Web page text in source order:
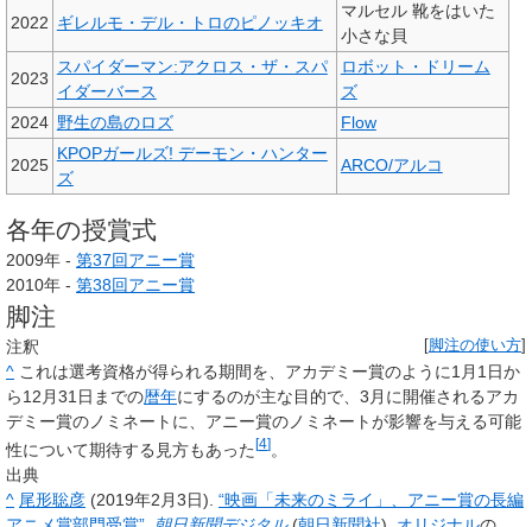
2022 ギレルモ・デル・トロのピノッキオ
マルセル 靴をはいた
小さな貝
2023
スパイダーマン:アクロス・ザ・スパ
イダーバース
ロボット・ドリーム
ズ
2024 野生の島のロズ Flow
2025
KPOPガールズ! デーモン・ハンター
ズ
ARCO/アルコ
各年の授賞式
2009年 - 第37回アニー賞
2010年 - 第38回アニー賞
脚注
[脚注の使い方]
注釈
^ これは選考資格が得られる期間を、アカデミー賞のように1月1日か
ら12月31日までの暦年にするのが主な目的で、3月に開催されるアカ
デミー賞のノミネートに、アニー賞のノミネートが影響を与える可能
性について期待する見方もあった [4]。
出典
^ 尾形聡彦 (2019年2月3日). “映画「未来のミライ」、アニー賞の長編